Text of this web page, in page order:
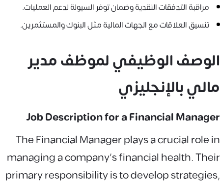
مراقبة التدفقات النقدية وضمان توفر السيولة لدعم العمليات.
تنسيق العلاقات مع الجهات المالية مثل البنوك والمستثمرين.
الوصف الوظيفي لموظف مدير
مالي بالإنجليزي
Job Description for a Financial Manager
The Financial Manager plays a crucial role in
managing a company's financial health. Their
primary responsibility is to develop strategies,